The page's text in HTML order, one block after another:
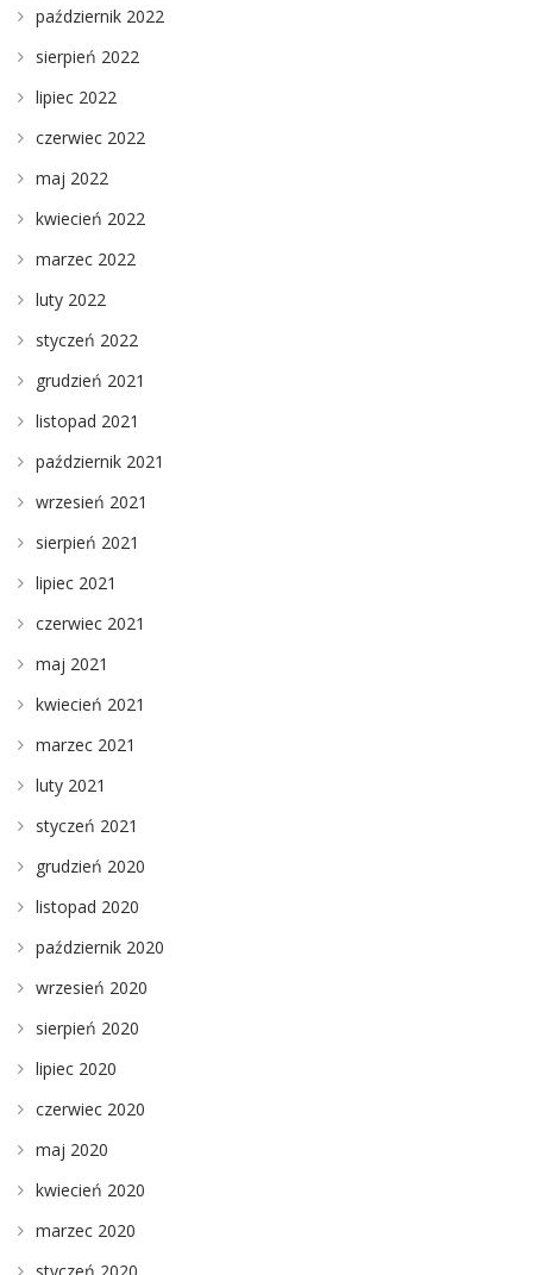
październik 2022
sierpień 2022
lipiec 2022
czerwiec 2022
maj 2022
kwiecień 2022
marzec 2022
luty 2022
styczeń 2022
grudzień 2021
listopad 2021
październik 2021
wrzesień 2021
sierpień 2021
lipiec 2021
czerwiec 2021
maj 2021
kwiecień 2021
marzec 2021
luty 2021
styczeń 2021
grudzień 2020
listopad 2020
październik 2020
wrzesień 2020
sierpień 2020
lipiec 2020
czerwiec 2020
maj 2020
kwiecień 2020
marzec 2020
styczeń 2020